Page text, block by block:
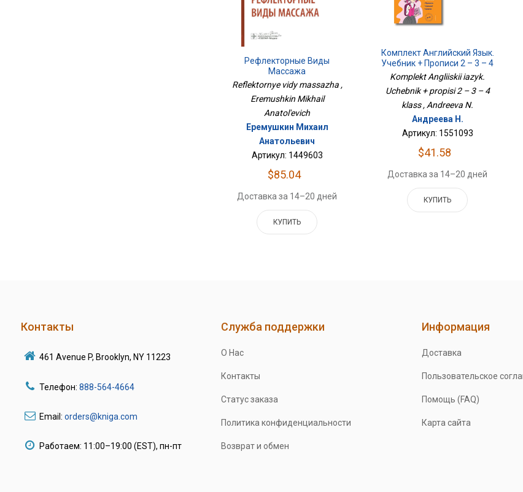
Рефлекторные Виды
Массажа
Reflektornye vidy massazha ,
Eremushkin Mikhail
Anatol'evich
Еремушкин Михаил
Анатольевич
Артикул: 1449603
$85.04
Доставка за 14–20 дней
КУПИТЬ
Комплект Английский Язык.
Учебник + Прописи 2 – 3 – 4
Класс
Komplekt Angliiskii iazyk.
Uchebnik + propisi 2 – 3 – 4
klass , Andreeva N.
Андреева Н.
Артикул: 1551093
$41.58
Доставка за 14–20 дней
КУПИТЬ
Контакты
461 Avenue P, Brooklyn, NY 11223
Телефон: 888-564-4664
Email: orders@kniga.com
Работаем: 11:00–19:00 (EST), пн-пт
Служба поддержки
О Нас
Контакты
Статус заказа
Политика конфиденциальности
Возврат и обмен
Информация
Доставка
Пользовательское
Помощь (FAQ)
Карта сайта